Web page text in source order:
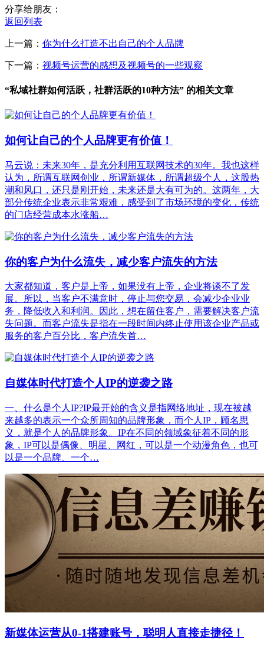
分享给朋友：
返回列表
上一篇： 你为什么打造不出自己的个人品牌
下一篇： 视频号运营的感想及视频号的一些观察
“私域社群如何活跃，社群活跃的10种方法” 的相关文章
如何让自己的个人品牌更有价值！
马云说：未来30年，是充分利用互联网技术的30年。我也这样
认为，所谓互联网创业，所谓新媒体，所谓超级个人，这股热
潮和风口，还只是刚开始，未来还是大有可为的。这两年，大
部分传统企业表示非常艰难，感受到了市场环境的变化，传统
的门店经营成本水涨船…
你的客户为什么流失，减少客户流失的方法
大家都知道，客户是上帝，如果没有上帝，企业将谈不了发
展。所以，当客户不满意时，停止与您交易，会减少企业业
务，降低收入和利润。因此，想在留住客户，需要解决客户流
失问题。而客户流失是指在一段时间内终止使用该企业产品或
服务的客户百分比，客户流失首…
自媒体时代打造个人IP的逆袭之路
一、什么是个人IP?IP最开始的含义是指网络地址，现在被越
来越多的表示一个众所周知的品牌形象，而个人IP，顾名思
义，就是个人的品牌形象。IP在不同的领域象征着不同的形
象，IP可以是偶像、明星、网红，可以是一个动漫角色，也可
以是一个品牌、一个…
新媒体运营从0-1搭建账号，聪明人直接走捷径！